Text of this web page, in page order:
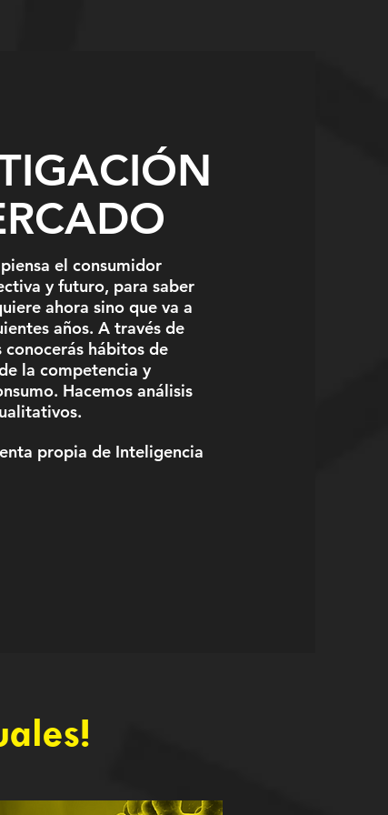
el consumidor
y futuro, para saber
ahora sino que va a
años. A través de
conocerás hábitos de
la competencia y
Hacemos análisis
propia de Inteligencia